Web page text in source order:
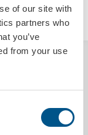
of our site with
partners who
you’ve
from your use
spännande produkt